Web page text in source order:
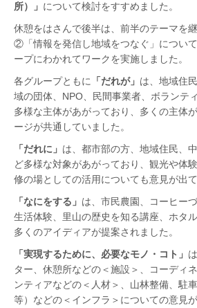
所）」 について検討をすすめました。
休憩をはさんで後半は、前半のテーマを
②「情報を発信し地域をつなぐ」につい
ープにわかれてワークを実施しました。
各グループともに
「だれが」 は、地域住
域の団体、NPO、民間事業者、ボランテ
多様な主体があがっており、多くの主体
ージが共通していました。
「だれに」 は、都市部の方、地域住民、
ど多様な対象があがっており、観光や体
修の場としての活用についても意見が出て
「なにをする」 は、市民農園、コーヒー
生活体験、里山の歴史を知る講座、ホタ
多くのアイディアが提案されました。
「実現するために、必要なモノ・コト」
ター、休憩所などの＜施設＞、コーディ
ンティアなどの＜人材＞、山林整備、駐
等）などの＜インフラ＞についての意見